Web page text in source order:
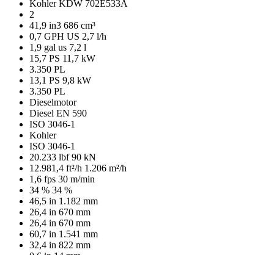
Kohler KDW 702E533A
2
41,9 in3 686 cm³
0,7 GPH US 2,7 l/h
1,9 gal us 7,2 l
15,7 PS 11,7 kW
3.350 PL
13,1 PS 9,8 kW
3.350 PL
Dieselmotor
Diesel EN 590
ISO 3046-1
Kohler
ISO 3046-1
20.233 lbf90 kN
12.981,4 ft²/h 1.206 m²/h
1,6 fps 30 m/min
34 % 34 %
46,5 in 1.182 mm
26,4 in 670 mm
26,4 in 670 mm
60,7 in 1.541 mm
32,4 in 822 mm